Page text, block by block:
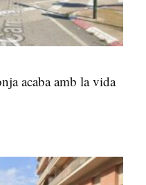
acaba amb la vida